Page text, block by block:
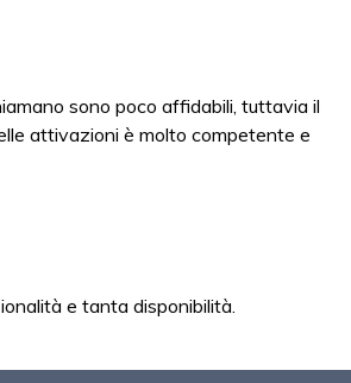
sono poco affidabili, tuttavia il
attivazioni è molto competente e
e tanta disponibilità.